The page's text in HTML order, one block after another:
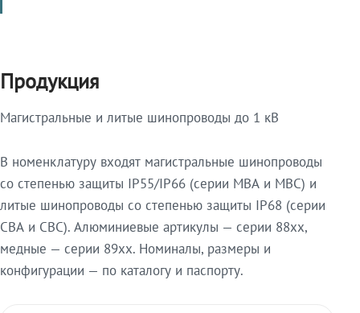
Продукция
Магистральные и литые шинопроводы до 1 кВ
В номенклатуру входят магистральные шинопроводы
со степенью защиты IP55/IP66 (серии МВА и МВС) и
литые шинопроводы со степенью защиты IP68 (серии
СВА и СВС). Алюминиевые артикулы — серии 88xx,
медные — серии 89xx. Номиналы, размеры и
конфигурации — по каталогу и паспорту.